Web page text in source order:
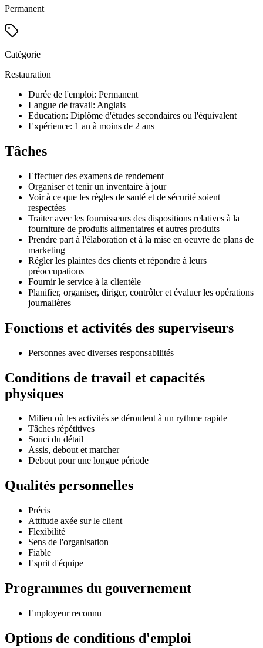
Permanent
Catégorie
Restauration
Durée de l'emploi: Permanent
Langue de travail: Anglais
Education: Diplôme d'études secondaires ou l'équivalent
Expérience: 1 an à moins de 2 ans
Tâches
Effectuer des examens de rendement
Organiser et tenir un inventaire à jour
Voir à ce que les règles de santé et de sécurité soient
respectées
Traiter avec les fournisseurs des dispositions relatives à la
fourniture de produits alimentaires et autres produits
Prendre part à l'élaboration et à la mise en oeuvre de plans de
marketing
Régler les plaintes des clients et répondre à leurs
préoccupations
Fournir le service à la clientèle
Planifier, organiser, diriger, contrôler et évaluer les opérations
journalières
Fonctions et activités des superviseurs
Personnes avec diverses responsabilités
Conditions de travail et capacités
physiques
Milieu où les activités se déroulent à un rythme rapide
Tâches répétitives
Souci du détail
Assis, debout et marcher
Debout pour une longue période
Qualités personnelles
Précis
Attitude axée sur le client
Flexibilité
Sens de l'organisation
Fiable
Esprit d'équipe
Programmes du gouvernement
Employeur reconnu
Options de conditions d'emploi